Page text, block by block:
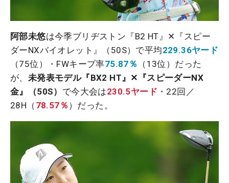
阿部未悠は今季ブリヂストン『B2 HT』✕『スピー
ダーNXバイオレット』（50S）で平均229.36ヤード
（75位）・FWキープ率75.87％
（13位）だった
が、 未発表モデル『BX2 HT』✕『スピーダーNX
金』（50S） で今大会は230.5ヤード ・22回／
28H（ 78.57％ ）だった。